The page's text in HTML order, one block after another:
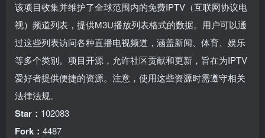
该项目收集并维护了全球范围内的免费IPTV（互联网协议电
视）频道列表，提供M3U播放列表格式的数据。用户可以通
过这些列表访问各种直播电视频道，涵盖新闻、体育、娱乐
等多个类别。项目开源，允许社区贡献和更新，旨在为IPTV
爱好者提供便捷的资源。注意，使用这些资源时需遵守相关
法律法规。
Star： 102083
Fork： 4487